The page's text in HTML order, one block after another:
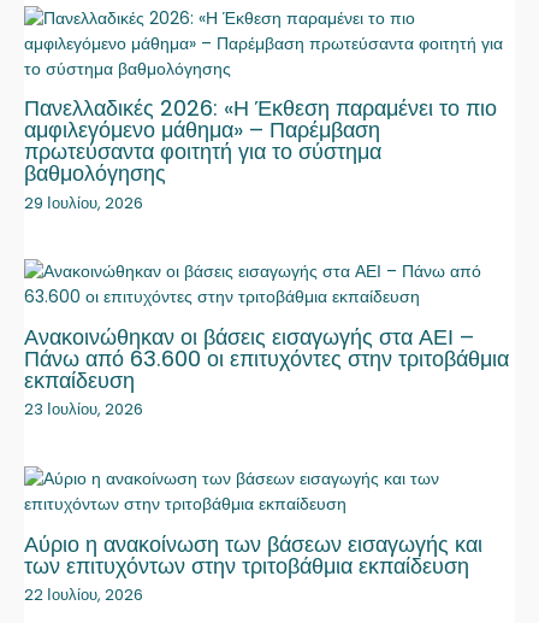
Πανελλαδικές 2026: «Η Έκθεση παραμένει το πιο
αμφιλεγόμενο μάθημα» – Παρέμβαση
πρωτεύσαντα φοιτητή για το σύστημα
βαθμολόγησης
29 Ιουλίου, 2026
Ανακοινώθηκαν οι βάσεις εισαγωγής στα ΑΕΙ –
Πάνω από 63.600 οι επιτυχόντες στην τριτοβάθμια
εκπαίδευση
23 Ιουλίου, 2026
Αύριο η ανακοίνωση των βάσεων εισαγωγής και
των επιτυχόντων στην τριτοβάθμια εκπαίδευση
22 Ιουλίου, 2026